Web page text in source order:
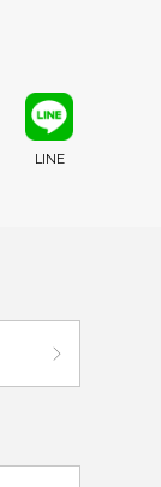
LINE